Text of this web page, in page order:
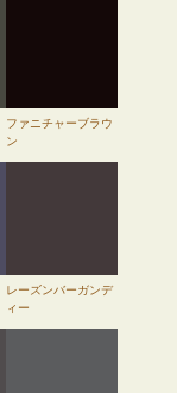
ファニチャーブラウ
ン
レーズンバーガンデ
ィー